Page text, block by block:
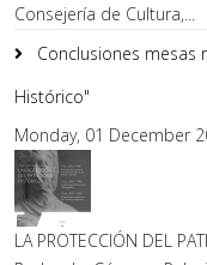
Consejería de Cultura,...
Conclusiones mesas
Histórico"
Monday, 01 December
LA PROTECCIÓN DEL